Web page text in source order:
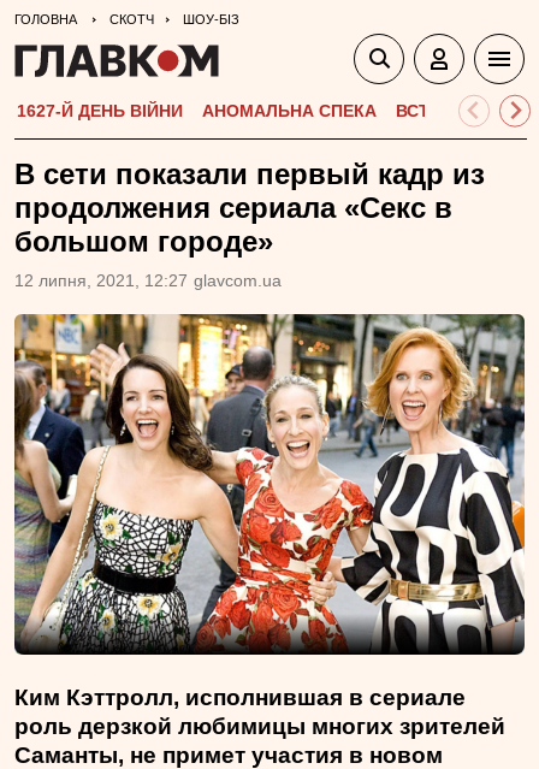
ГОЛОВНА СКОТЧ ШОУ-БІЗ
1627-Й ДЕНЬ ВІЙНИ АНОМАЛЬНА СПЕКА ВСТУПНА
В сети показали первый кадр из
продолжения сериала «Секс в
большом городе»
12 липня, 2021, 12:27 glavcom.ua
Ким Кэттролл, исполнившая в сериале
роль дерзкой любимицы многих зрителей
Саманты, не примет участия в новом